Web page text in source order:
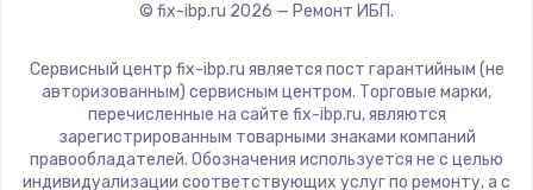
© fix-ibp.ru 2026 — Ремонт ИБП.
Сервисный центр fix-ibp.ru является пост гарантийным (не
авторизованным) сервисным центром. Торговые марки,
перечисленные на сайте fix-ibp.ru, являются
зарегистрированным товарными знаками компаний
правообладателей. Обозначения используется не с целью
индивидуализации соответствующих услуг по ремонту, а с